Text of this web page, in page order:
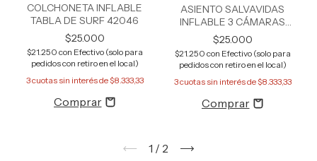
COLCHONETA INFLABLE
TABLA DE SURF 42046
$25.000
$21.250 con Efectivo (solo para
pedidos con retiro en el local)
3cuotas sin interés de$8.333,33
ASIENTO SALVAVIDAS
INFLABLE 3 CÁMARAS
32096
$25.000
$21.250 con Efectivo (solo para
pedidos con retiro en el local)
3cuotas sin interés de$8.333,33
1 / 2